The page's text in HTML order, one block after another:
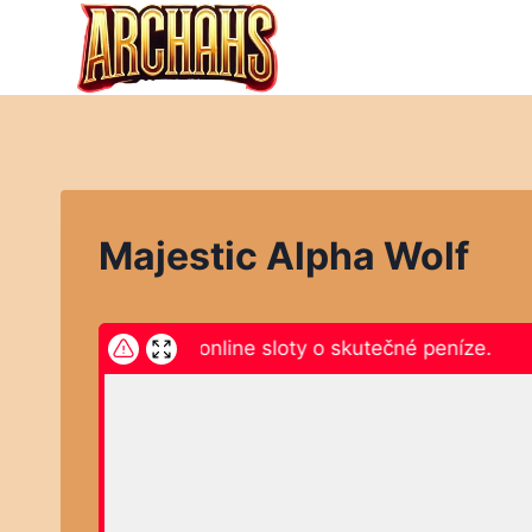
Přeskočit
Majestic Alpha Wolf
zde a hrajte online sloty o skutečné peníze.